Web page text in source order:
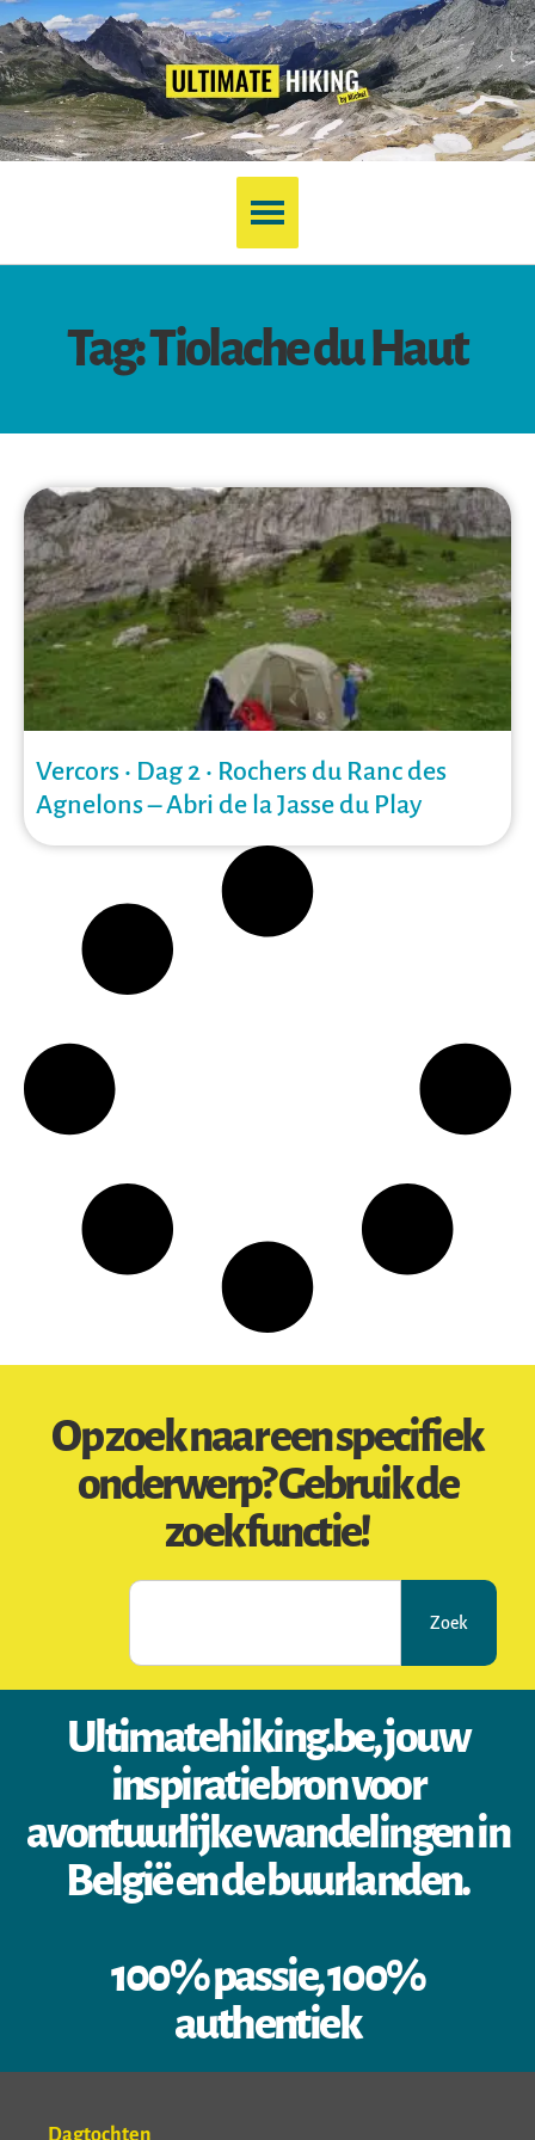
Tag: Tiolache du Haut
Vercors • Dag 2 • Rochers du Ranc des
Agnelons – Abri de la Jasse du Play
Op zoek naar een specifiek
onderwerp? Gebruik de
zoekfunctie!
Zoek
Ultimatehiking.be, jouw
inspiratiebron voor
avontuurlijke wandelingen in
België en de buurlanden.
100% passie, 100%
authentiek
Dagtochten